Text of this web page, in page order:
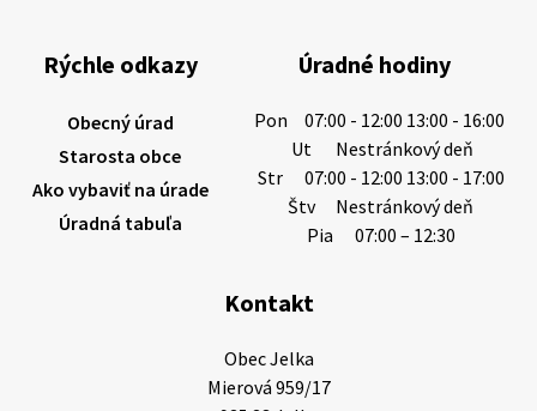
Rýchle odkazy
Obecný úrad
Starosta obce
Ako vybaviť na úrade
Úradná tabuľa
Úradné hodiny
Pon
07:00 - 12:00 13:00 - 16:00
Ut
Nestránkový deň
Str
07:00 - 12:00 13:00 - 17:00
Štv
Nestránkový deň
Pia
07:00 – 12:30
Kontakt
Obec Jelka
Mierová 959/17